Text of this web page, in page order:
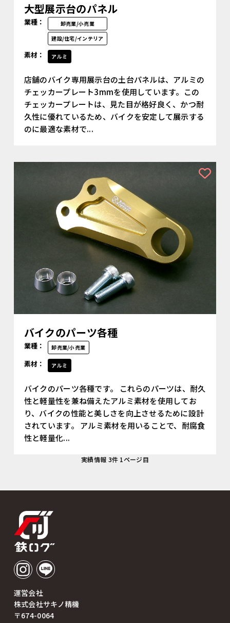
大型展示台のパネル
業種： 卸売業/小売業
建設/住宅/インテリア
素材： アルミ
店舗のバイク専用展示台の土台パネルは、アルミの
チェッカープレート3mmを使用しています。この
チェッカープレートは、見た目が格好良く、かつ耐
久性に優れているため、バイクを安定して展示する
のに最適な素材で...
バイクのパーツ各種
業種： 卸売業/小売業
素材： アルミ
バイクのパーツ各種です。 これらのパーツは、耐久
性と軽量性を兼ね備えたアルミ素材を使用してお
り、バイクの性能と美しさを向上させるために設計
されています。 アルミ素材を用いることで、耐腐食
性と軽量化...
実績情報 3件 1ページ目
運営会社
株式会社サキノ精機
〒674-0064